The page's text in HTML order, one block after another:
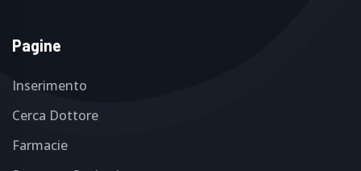
Pagine
Inserimento
Cerca Dottore
Farmacie